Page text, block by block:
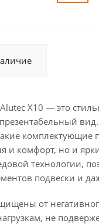
X10 — это
и комфорт, но и
технологии,
подвески и
от
не